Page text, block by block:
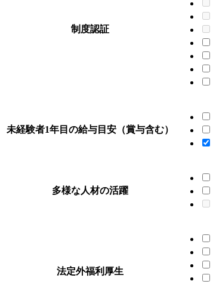
制度認証
未経験者1年目の給与目安（賞与含む）
多様な人材の活躍
法定外福利厚生